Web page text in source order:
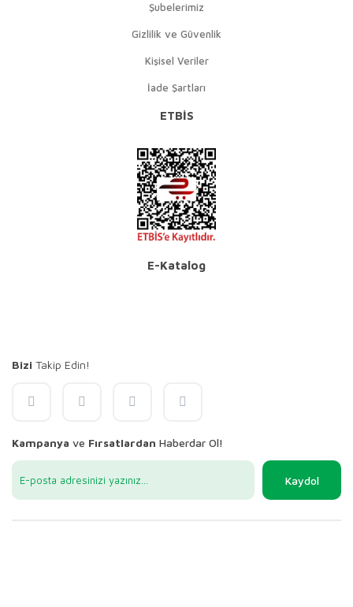
Şubelerimiz
Gizlilik ve Güvenlik
Kişisel Veriler
İade Şartları
ETBİS
E-Katalog
Bizi Takip Edin!
Kampanya ve Fırsatlardan Haberdar Ol!
Kaydol